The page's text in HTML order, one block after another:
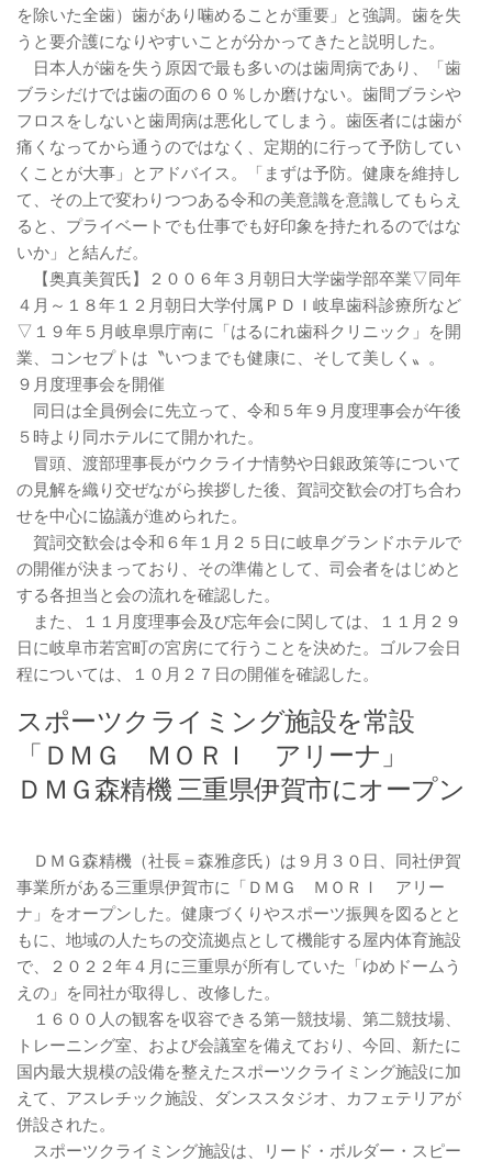
を除いた全歯）歯があり噛めることが重要」と強調。歯を失
うと要介護になりやすいことが分かってきたと説明した。
日本人が歯を失う原因で最も多いのは歯周病であり、「歯
ブラシだけでは歯の面の６０％しか磨けない。歯間ブラシや
フロスをしないと歯周病は悪化してしまう。歯医者には歯が
痛くなってから通うのではなく、定期的に行って予防してい
くことが大事」とアドバイス。「まずは予防。健康を維持し
て、その上で変わりつつある令和の美意識を意識してもらえ
ると、プライベートでも仕事でも好印象を持たれるのではな
いか」と結んだ。
【奥真美賀氏】２００６年３月朝日大学歯学部卒業▽同年
４月～１８年１２月朝日大学付属ＰＤＩ岐阜歯科診療所など
▽１９年５月岐阜県庁南に「はるにれ歯科クリニック」を開
業、コンセプトは〝いつまでも健康に、そして美しく〟。
９月度理事会を開催
同日は全員例会に先立って、令和５年９月度理事会が午後
５時より同ホテルにて開かれた。
冒頭、渡部理事長がウクライナ情勢や日銀政策等について
の見解を織り交ぜながら挨拶した後、賀詞交歓会の打ち合わ
せを中心に協議が進められた。
賀詞交歓会は令和６年１月２５日に岐阜グランドホテルで
の開催が決まっており、その準備として、司会者をはじめと
する各担当と会の流れを確認した。
また、１１月度理事会及び忘年会に関しては、１１月２９
日に岐阜市若宮町の宮房にて行うことを決めた。ゴルフ会日
程については、１０月２７日の開催を確認した。
スポーツクライミング施設を常設
「ＤＭＧ ＭＯＲＩ アリーナ」
ＤＭＧ森精機 三重県伊賀市にオープン
ＤＭＧ森精機（社長＝森雅彦氏）は９月３０日、同社伊賀
事業所がある三重県伊賀市に「ＤＭＧ ＭＯＲＩ アリー
ナ」をオープンした。健康づくりやスポーツ振興を図るとと
もに、地域の人たちの交流拠点として機能する屋内体育施設
で、２０２２年４月に三重県が所有していた「ゆめドームう
えの」を同社が取得し、改修した。
１６００人の観客を収容できる第一競技場、第二競技場、
トレーニング室、および会議室を備えており、今回、新たに
国内最大規模の設備を整えたスポーツクライミング施設に加
えて、アスレチック施設、ダンススタジオ、カフェテリアが
併設された。
スポーツクライミング施設は、リード・ボルダー・スピー